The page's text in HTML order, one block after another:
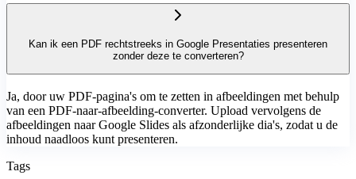
Kan ik een PDF rechtstreeks in Google Presentaties presenteren
zonder deze te converteren?
Ja, door uw PDF-pagina's om te zetten in afbeeldingen met behulp
van een PDF-naar-afbeelding-converter. Upload vervolgens de
afbeeldingen naar Google Slides als afzonderlijke dia's, zodat u de
inhoud naadloos kunt presenteren.
Tags